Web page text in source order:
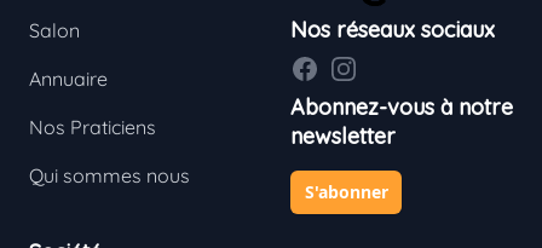
Salon
Annuaire
Nos Praticiens
Qui sommes nous
Nos réseaux sociaux
FacebookInstagram
Abonnez-vous à notre
newsletter
S'abonner